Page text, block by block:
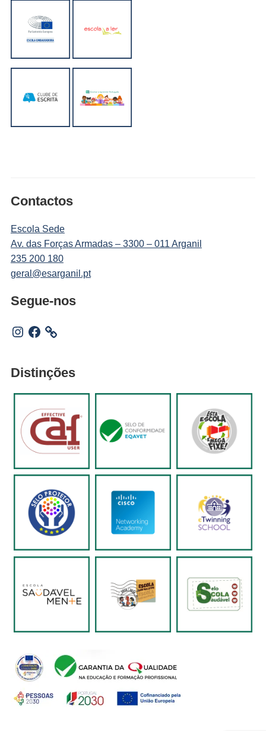
Contactos
Escola Sede
Av. das Forças Armadas – 3300 – 011 Arganil
235 200 180
geral@esarganil.pt
Segue-nos
Instagram
Facebook
Distinções